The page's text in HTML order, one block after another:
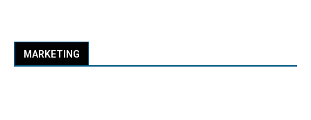
MARKETING